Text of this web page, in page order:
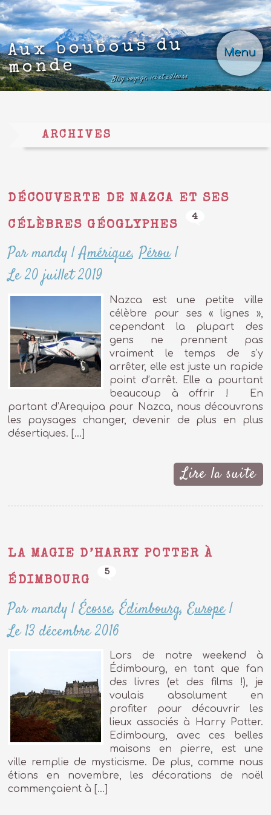
Menu
Aux boubous du
monde
Blog voyage, ici et ailleurs
ARCHIVES
DÉCOUVERTE DE NAZCA ET SES
CÉLÈBRES GÉOGLYPHES
4
Par mandy |Amérique,Pérou|
Le 20 juillet 2019
Nazca est une petite ville
célèbre pour ses « lignes »,
cependant la plupart des
gens ne prennent pas
vraiment le temps de s’y
arrêter, elle est juste un rapide
point d’arrêt. Elle a pourtant
beaucoup à offrir ! En
partant d’Arequipa pour Nazca, nous découvrons
les paysages changer, devenir de plus en plus
désertiques. […]
Lire la suite
LA MAGIE D’HARRY POTTER À
ÉDIMBOURG
5
Par mandy |Écosse,Édimbourg,Europe|
Le 13 décembre 2016
Lors de notre weekend à
Édimbourg, en tant que fan
des livres (et des films !), je
voulais absolument en
profiter pour découvrir les
lieux associés à Harry Potter.
Edimbourg, avec ces belles
maisons en pierre, est une
ville remplie de mysticisme. De plus, comme nous
étions en novembre, les décorations de noël
commençaient à […]